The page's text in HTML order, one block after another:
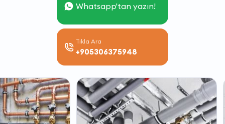
Whatsapp'tan yazın!
Tıkla Ara
+905306375948